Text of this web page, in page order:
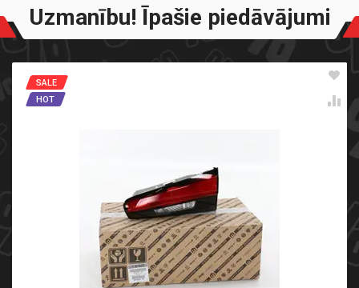
Uzmanību! Īpašie piedāvājumi
SALE
HOT